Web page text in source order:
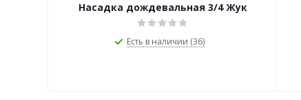
Насадка дождевальная 3/4 Жук
Есть в наличии (36)